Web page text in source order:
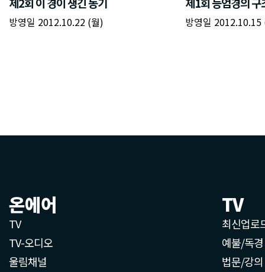
온에어
TV
TV-오디오
울림채널
TV
최신업로
예불/독경
법문/강의